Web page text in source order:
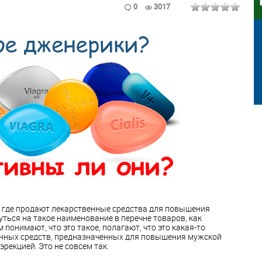
0 3017
где продают лекарственные средства для повышения
на такое наименование в перечне товаров, как
что это такое, полагают, что это какая-то
средств, предназначенных для повышения мужской
Это не совсем так.